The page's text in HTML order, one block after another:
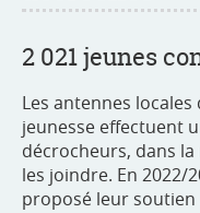
2 021 jeunes
Les antennes
jeunesse effectuent
décrocheurs, dans
les joindre. En 2022/
proposé leur soutien